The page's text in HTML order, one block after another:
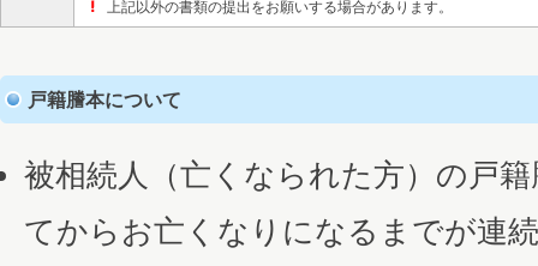
上記以外の書類の提出をお願いする場合があります。
戸籍謄本について
被相続人（亡くなられた方）の戸
てからお亡くなりになるまでが連